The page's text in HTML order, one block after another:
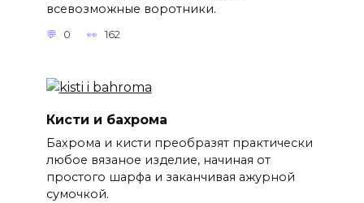
всевозможные воротники.
0 162
Кисти и бахрома
Бахрома и кисти преобразят практически
любое вязаное изделие, начиная от
простого шарфа и заканчивая ажурной
сумочкой.